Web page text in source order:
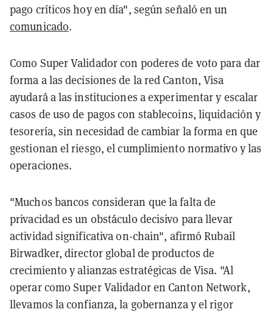
pago críticos hoy en día", según señaló en un
comunicado.
Como Super Validador con poderes de voto para dar
forma a las decisiones de la red Canton, Visa
ayudará a las instituciones a experimentar y escalar
casos de uso de pagos con stablecoins, liquidación y
tesorería, sin necesidad de cambiar la forma en que
gestionan el riesgo, el cumplimiento normativo y las
operaciones.
"Muchos bancos consideran que la falta de
privacidad es un obstáculo decisivo para llevar
actividad significativa on-chain", afirmó Rubail
Birwadker, director global de productos de
crecimiento y alianzas estratégicas de Visa. "Al
operar como Super Validador en Canton Network,
llevamos la confianza, la gobernanza y el rigor